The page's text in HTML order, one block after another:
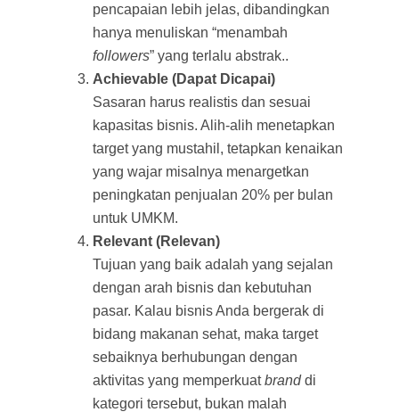
pencapaian lebih jelas, dibandingkan
hanya menuliskan “menambah
followers” yang terlalu abstrak..
Achievable (Dapat Dicapai)
Sasaran harus realistis dan sesuai
kapasitas bisnis. Alih-alih menetapkan
target yang mustahil, tetapkan kenaikan
yang wajar misalnya menargetkan
peningkatan penjualan 20% per bulan
untuk UMKM.
Relevant (Relevan)
Tujuan yang baik adalah yang sejalan
dengan arah bisnis dan kebutuhan
pasar. Kalau bisnis Anda bergerak di
bidang makanan sehat, maka target
sebaiknya berhubungan dengan
aktivitas yang memperkuatbranddi
kategori tersebut, bukan malah